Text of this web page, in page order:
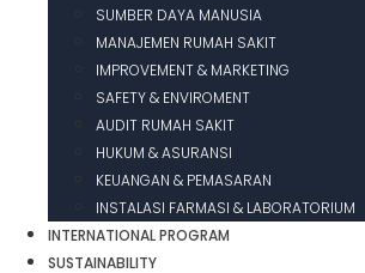
SUMBER DAYA MANUSIA
MANAJEMEN RUMAH SAKIT
IMPROVEMENT & MARKETING
SAFETY & ENVIROMENT
AUDIT RUMAH SAKIT
HUKUM & ASURANSI
KEUANGAN & PEMASARAN
INSTALASI FARMASI & LABORATORIUM
INTERNATIONAL PROGRAM
SUSTAINABILITY